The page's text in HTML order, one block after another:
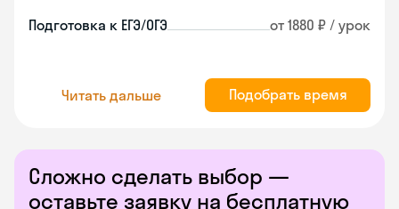
Подготовка к ЕГЭ/ОГЭ от 1880 ₽ / урок
Читать дальше Подобрать время
Сложно сделать выбор —
оставьте заявку на бесплатную